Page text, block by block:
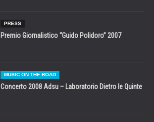
PRESS
Premio Giornalistico “Guido Polidoro” 2007
MUSIC ON THE ROAD
Concerto 2008 Adsu – Laboratorio Dietro le Quinte